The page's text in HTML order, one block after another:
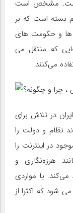
است. مشخص است
بسته است که بر
ها و حکومت های
که منتقل می
می‌کنند.
توسط دولت ایران در تلاش برای
نظام و دولت را
در اینترنت را
هرزه‌نگاری و
یا مواردی
شود که اکثرا از